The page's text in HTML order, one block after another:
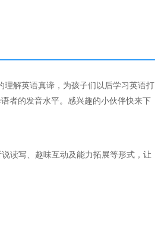
理解英语真谛，为孩子们以后学习英语打
者的发音水平。感兴趣的小伙伴快来下
读写、趣味互动及能力拓展等形式，让